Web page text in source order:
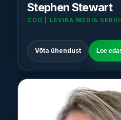
Stephen Stewart
COO | LEVIRA MEDIA
Võta ühendust Loe